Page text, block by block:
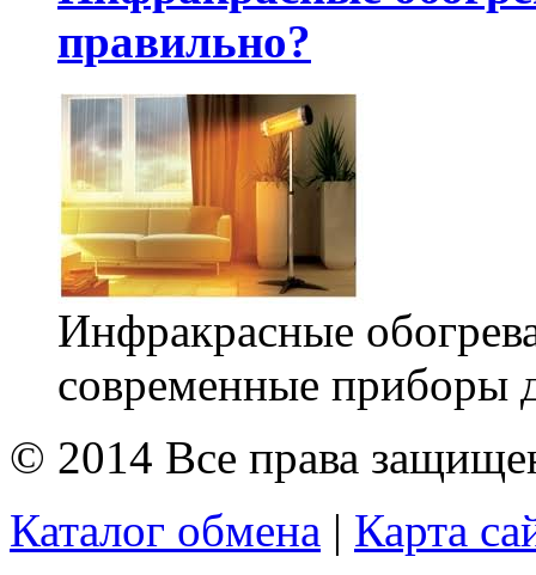
правильно?
Инфракрасные
современные приборы
© 2014 Все права
Каталог обмена | Карта